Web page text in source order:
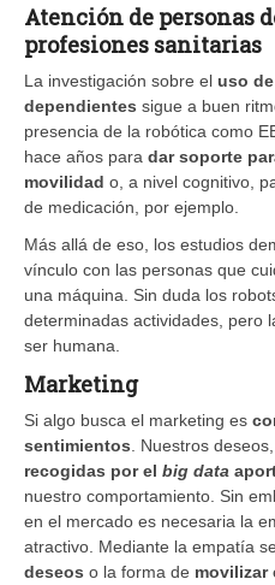
Atención de personas
profesiones sanitarias
La investigación sobre el uso
dependientes sigue a buen
presencia de la robótica como
hace años para dar soporte
movilidad o, a nivel cognitivo,
de medicación, por ejemplo.
Más allá de eso, los estudios
vínculo con las personas que
una máquina. Sin duda los
determinadas actividades, pero
ser humana.
Marketing
Si algo busca el marketing es
sentimientos . Nuestros
recogidas por el big data
nuestro comportamiento. Sin
en el mercado es necesaria la
atractivo. Mediante la empatía
deseos o la forma de movilizar